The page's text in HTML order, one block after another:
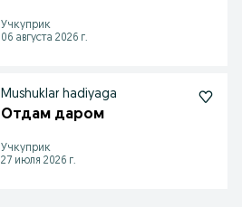
Учкуприк
06 августа 2026 г.
Mushuklar hadiyaga
Отдам даром
Учкуприк
27 июля 2026 г.